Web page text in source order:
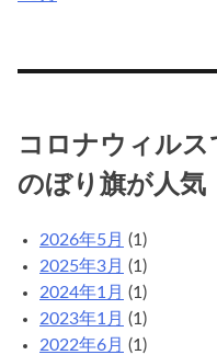
人
コロナウィルス
のぼり旗が人気
2026年5月 (1)
2025年3月 (1)
2024年1月 (1)
2023年1月 (1)
2022年6月 (1)